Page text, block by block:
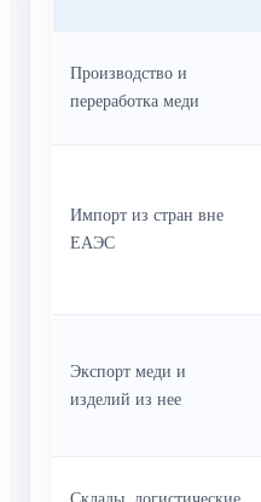
Производство и
переработка меди
Импорт из стран вне
ЕАЭС
Экспорт меди и
изделий из нее